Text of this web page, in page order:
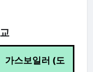
가스보일러 (도